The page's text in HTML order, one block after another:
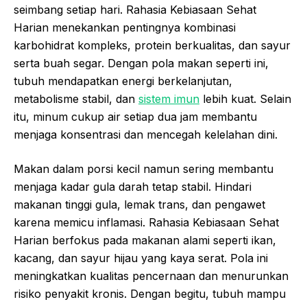
seimbang setiap hari. Rahasia Kebiasaan Sehat
Harian menekankan pentingnya kombinasi
karbohidrat kompleks, protein berkualitas, dan sayur
serta buah segar. Dengan pola makan seperti ini,
tubuh mendapatkan energi berkelanjutan,
metabolisme stabil, dan sistem imun lebih kuat. Selain
itu, minum cukup air setiap dua jam membantu
menjaga konsentrasi dan mencegah kelelahan dini.
Makan dalam porsi kecil namun sering membantu
menjaga kadar gula darah tetap stabil. Hindari
makanan tinggi gula, lemak trans, dan pengawet
karena memicu inflamasi. Rahasia Kebiasaan Sehat
Harian berfokus pada makanan alami seperti ikan,
kacang, dan sayur hijau yang kaya serat. Pola ini
meningkatkan kualitas pencernaan dan menurunkan
risiko penyakit kronis. Dengan begitu, tubuh mampu